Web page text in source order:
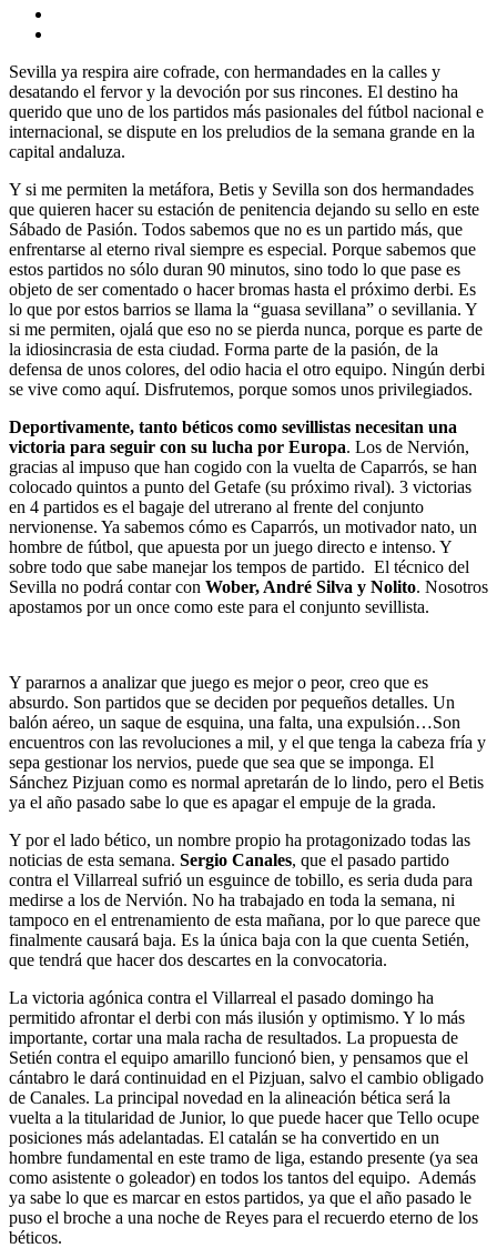
Sevilla ya respira aire cofrade, con hermandades en la calles y
desatando el fervor y la devoción por sus rincones. El destino ha
querido que uno de los partidos más pasionales del fútbol nacional e
internacional, se dispute en los preludios de la semana grande en la
capital andaluza.
Y si me permiten la metáfora, Betis y Sevilla son dos hermandades
que quieren hacer su estación de penitencia dejando su sello en este
Sábado de Pasión. Todos sabemos que no es un partido más, que
enfrentarse al eterno rival siempre es especial. Porque sabemos que
estos partidos no sólo duran 90 minutos, sino todo lo que pase es
objeto de ser comentado o hacer bromas hasta el próximo derbi. Es
lo que por estos barrios se llama la “guasa sevillana” o sevillania. Y
si me permiten, ojalá que eso no se pierda nunca, porque es parte de
la idiosincrasia de esta ciudad. Forma parte de la pasión, de la
defensa de unos colores, del odio hacia el otro equipo. Ningún derbi
se vive como aquí. Disfrutemos, porque somos unos privilegiados.
Deportivamente, tanto béticos como sevillistas necesitan una
victoria para seguir con su lucha por Europa. Los de Nervión,
gracias al impuso que han cogido con la vuelta de Caparrós, se han
colocado quintos a punto del Getafe (su próximo rival). 3 victorias
en 4 partidos es el bagaje del utrerano al frente del conjunto
nervionense. Ya sabemos cómo es Caparrós, un motivador nato, un
hombre de fútbol, que apuesta por un juego directo e intenso. Y
sobre todo que sabe manejar los tempos de partido. El técnico del
Sevilla no podrá contar con Wober, André Silva y Nolito. Nosotros
apostamos por un once como este para el conjunto sevillista.
Y pararnos a analizar que juego es mejor o peor, creo que es
absurdo. Son partidos que se deciden por pequeños detalles. Un
balón aéreo, un saque de esquina, una falta, una expulsión…Son
encuentros con las revoluciones a mil, y el que tenga la cabeza fría y
sepa gestionar los nervios, puede que sea que se imponga. El
Sánchez Pizjuan como es normal apretarán de lo lindo, pero el Betis
ya el año pasado sabe lo que es apagar el empuje de la grada.
Y por el lado bético, un nombre propio ha protagonizado todas las
noticias de esta semana. Sergio Canales, que el pasado partido
contra el Villarreal sufrió un esguince de tobillo, es seria duda para
medirse a los de Nervión. No ha trabajado en toda la semana, ni
tampoco en el entrenamiento de esta mañana, por lo que parece que
finalmente causará baja. Es la única baja con la que cuenta Setién,
que tendrá que hacer dos descartes en la convocatoria.
La victoria agónica contra el Villarreal el pasado domingo ha
permitido afrontar el derbi con más ilusión y optimismo. Y lo más
importante, cortar una mala racha de resultados. La propuesta de
Setién contra el equipo amarillo funcionó bien, y pensamos que el
cántabro le dará continuidad en el Pizjuan, salvo el cambio obligado
de Canales. La principal novedad en la alineación bética será la
vuelta a la titularidad de Junior, lo que puede hacer que Tello ocupe
posiciones más adelantadas. El catalán se ha convertido en un
hombre fundamental en este tramo de liga, estando presente (ya sea
como asistente o goleador) en todos los tantos del equipo. Además
ya sabe lo que es marcar en estos partidos, ya que el año pasado le
puso el broche a una noche de Reyes para el recuerdo eterno de los
béticos.